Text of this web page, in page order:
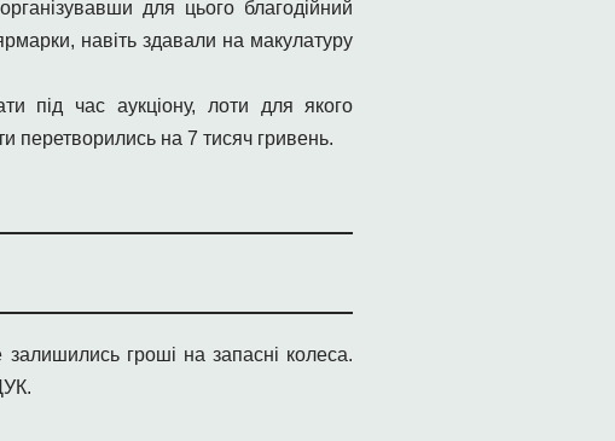
для цього благодійний
навіть здавали на макулатуру
під час аукціону, лоти для якого
перетворились на 7 тисяч гривень.
гроші на запасні колеса.